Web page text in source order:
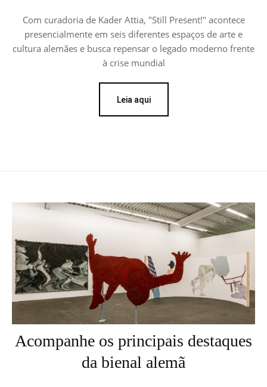
Com curadoria de Kader Attia, "Still Present!" acontece
presencialmente em seis diferentes espaços de arte e
cultura alemães e busca repensar o legado moderno frente
à crise mundial
Leia aqui
Acompanhe os principais destaques
da bienal alemã